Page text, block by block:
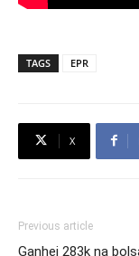
TAGS EPR
X
Previous article
Ganhei 283k na